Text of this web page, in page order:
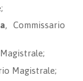
, Commissario
;
Magistrale;